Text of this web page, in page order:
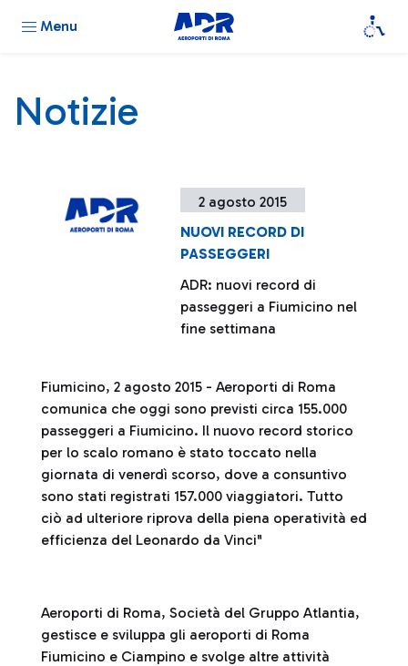
Menu
Notizie
2 agosto 2015
NUOVI RECORD DI
PASSEGGERI
ADR: nuovi record di
passeggeri a Fiumicino nel
fine settimana
Fiumicino, 2 agosto 2015 - Aeroporti di Roma
comunica che oggi sono previsti circa 155.000
passeggeri a Fiumicino. Il nuovo record storico
per lo scalo romano è stato toccato nella
giornata di venerdì scorso, dove a consuntivo
sono stati registrati 157.000 viaggiatori. Tutto
ciò ad ulteriore riprova della piena operatività ed
efficienza del Leonardo da Vinci"
Aeroporti di Roma, Società del Gruppo Atlantia,
gestisce e sviluppa gli aeroporti di Roma
Fiumicino e Ciampino e svolge altre attività